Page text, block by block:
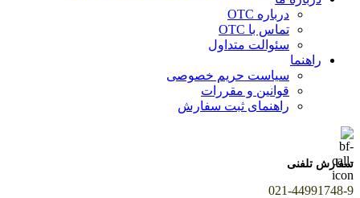
درباره OTC
تماس با OTC
سئوالت متداول
راهنما
سیاست حریم خصوصی
قوانین و مقررات
راهنمای ثبت سفارش
سفارش تلفنی
021-44991748-9